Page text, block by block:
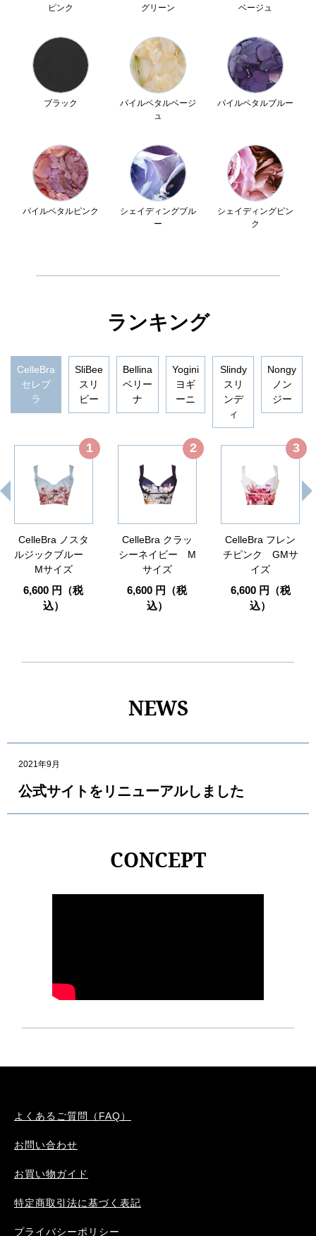
ピンク グリーン ベージュ
ブラック
パイルペタルベージ
ュ
パイルペタルブルー
パイルペタルピンク
シェイディングブル
ー
シェイディングピン
ク
ランキング
CelleBra
セレブ
ラ
SliBee
スリ
ビー
Bellina
ベリー
ナ
Yogini
ヨギ
ーニ
Slindy
スリ
ンデ
ィ
Nongy
ノン
ジー
1
CelleBra ノスタ
ルジックブルー
Mサイズ
6,600 円（税
込）
2
CelleBra クラッ
シーネイビー M
サイズ
6,600 円（税
込）
3
CelleBra フレン
チピンク GMサ
イズ
6,600 円（税
込）
NEWS
2021年9月
公式サイトをリニューアルしました
CONCEPT
よくあるご質問（FAQ）
お問い合わせ
お買い物ガイド
特定商取引法に基づく表記
プライバシーポリシー